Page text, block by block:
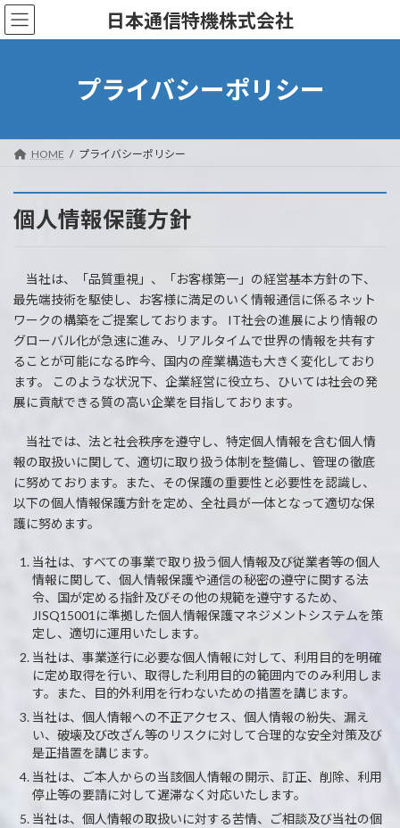
コ
ン
テ
ナ
ビ
ゲ
日本通信特機株式会社
プライバシーポリシー
HOME プライバシーポリシー
個人情報保護方針
当社は、「品質重視」、「お客様第一」の経営基本方針の下、
最先端技術を駆使し、お客様に満足のいく情報通信に係るネット
ワークの構築をご提案しております。 IT社会の進展により情報の
グローバル化が急速に進み、リアルタイムで世界の情報を共有す
ることが可能になる昨今、国内の産業構造も大きく変化しており
ます。 このような状況下、企業経営に役立ち、ひいては社会の発
展に貢献できる質の高い企業を目指しております。
当社では、法と社会秩序を遵守し、特定個人情報を含む個人情
報の取扱いに関して、適切に取り扱う体制を整備し、管理の徹底
に努めております。また、その保護の重要性と必要性を認識し、
以下の個人情報保護方針を定め、全社員が一体となって適切な保
護に努めます。
当社は、すべての事業で取り扱う個人情報及び従業者等の個人
情報に関して、個人情報保護や通信の秘密の遵守に関する法
令、国が定める指針及びその他の規範を遵守するため、
JISQ15001に準拠した個人情報保護マネジメントシステムを策
定し、適切に運用いたします。
当社は、事業遂行に必要な個人情報に対して、利用目的を明確
に定め取得を行い、取得した利用目的の範囲内でのみ利用しま
す。また、目的外利用を行わないための措置を講じます。
当社は、個人情報への不正アクセス、個人情報の紛失、漏え
い、破壊及び改ざん等のリスクに対して合理的な安全対策及び
是正措置を講じます。
当社は、ご本人からの当該個人情報の開示、訂正、削除、利用
停止等の要請に対して遅滞なく対応いたします。
当社は、個人情報の取扱いに対する苦情、ご相談及び当社の個